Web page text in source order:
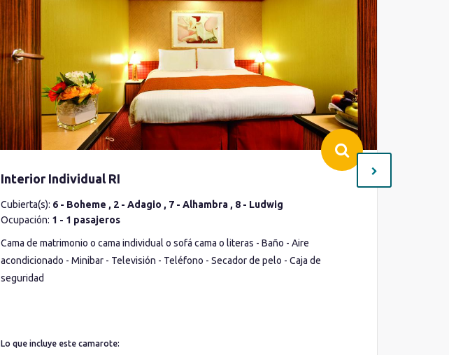
Interior Individual RI
Cubierta(s): 6 - Boheme , 2 - Adagio , 7 - Alhambra , 8 - Ludwig
Ocupación: 1 - 1 pasajeros
Cama de matrimonio o cama individual o sofá cama o literas - Baño - Aire
acondicionado - Minibar - Televisión - Teléfono - Secador de pelo - Caja de
seguridad
Lo que incluye este camarote: